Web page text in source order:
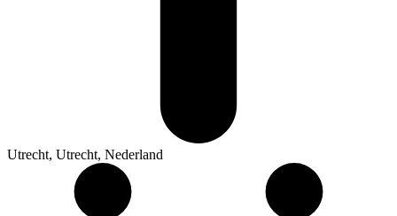
Utrecht, Utrecht, Nederland